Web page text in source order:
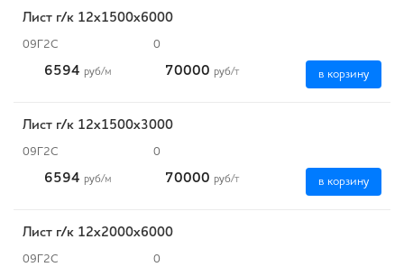
Лист г/к 12х1500х6000
09Г2С 0
6594 руб/м 70000 руб/т в корзину
Лист г/к 12х1500х3000
09Г2С 0
6594 руб/м 70000 руб/т в корзину
Лист г/к 12х2000х6000
09Г2С 0